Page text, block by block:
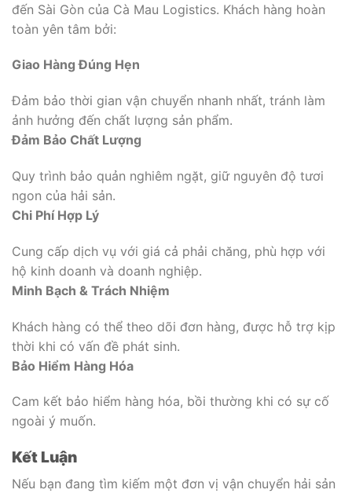
đến Sài Gòn của Cà Mau Logistics. Khách hàng hoàn
toàn yên tâm bởi:
Giao Hàng Đúng Hẹn
Đảm bảo thời gian vận chuyển nhanh nhất, tránh làm
ảnh hưởng đến chất lượng sản phẩm.
Đảm Bảo Chất Lượng
Quy trình bảo quản nghiêm ngặt, giữ nguyên độ tươi
ngon của hải sản.
Chi Phí Hợp Lý
Cung cấp dịch vụ với giá cả phải chăng, phù hợp với
hộ kinh doanh và doanh nghiệp.
Minh Bạch & Trách Nhiệm
Khách hàng có thể theo dõi đơn hàng, được hỗ trợ kịp
thời khi có vấn đề phát sinh.
Bảo Hiểm Hàng Hóa
Cam kết bảo hiểm hàng hóa, bồi thường khi có sự cố
ngoài ý muốn.
Kết Luận
Nếu bạn đang tìm kiếm một đơn vị vận chuyển hải sản